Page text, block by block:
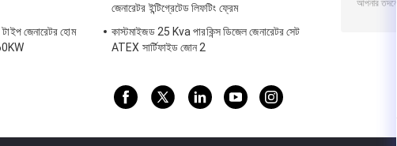
জেনারেটর হোম
জেনারেটর ইন্টিগ্রেটেড লিফটিং ফ্রেম
কাস্টমাইজড 25 Kva পারকিন্স ডিজেল জেনারেটর সেট
ATEX সার্টিফাইড জোন 2